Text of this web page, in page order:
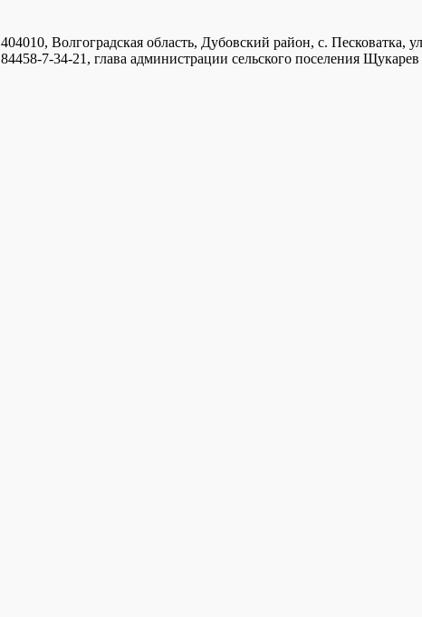
404010, Волгоградская область, Дубовский район, с. Песковатка,
84458-7-34-21, глава администрации сельского поселения